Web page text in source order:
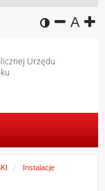
wersja
A
Urzędu
Instalacje